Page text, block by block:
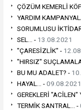
ÇÖZÜM KEMERLİ
YARDIM
SORUMLUSU
SEL... - 13.08.2021
"ÇARESİZLİK" -
"HIRSIZ"
BU MU ADALET? -
HAYAL... -09.08.2021
GEREKLERİ
TERMİK SANTRAL... -